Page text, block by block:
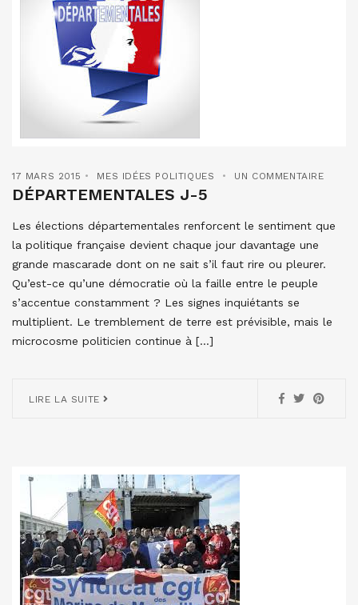
17 MARS 2015 MES IDÉES POLITIQUES UN COMMENTAIRE
DÉPARTEMENTALES J-5
Les élections départementales renforcent le sentiment que
la politique française devient chaque jour davantage une
grande mascarade dont on ne sait s’il faut rire ou pleurer.
Qu’est-ce qu’une démocratie où la faille entre le peuple
s’accentue constamment ? Les signes inquiétants se
multiplient. Le tremblement de terre est prévisible, mais le
microcosme politicien continue à […]
LIRE LA SUITE